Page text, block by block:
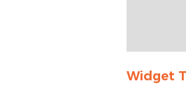
Widget